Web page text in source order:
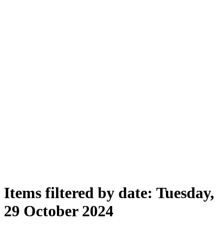
Items filtered by date: Tuesday,
29 October 2024